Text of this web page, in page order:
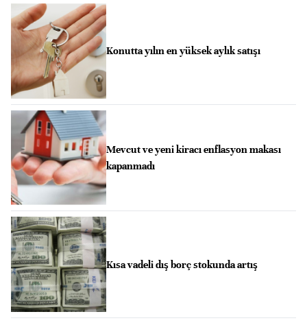
Konutta yılın en yüksek aylık satışı
Mevcut ve yeni kiracı enflasyon makası
kapanmadı
Kısa vadeli dış borç stokunda artış